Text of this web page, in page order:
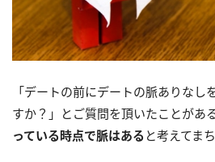
「デートの前にデートの脈ありなし
すか？」とご質問を頂いたことがあ
っている時点で脈はある と考えてま